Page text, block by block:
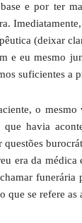
e por ter
(deixar
e eu mesmo
suficientes a
o
havia
era da
funerária
se refere as